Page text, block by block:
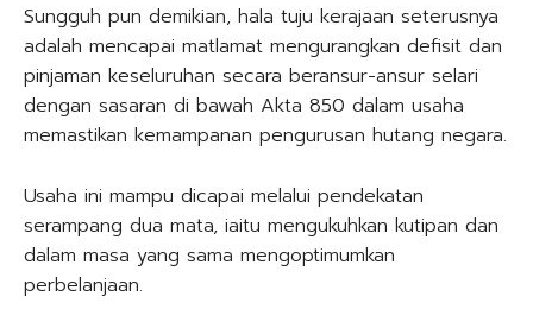
Sungguh pun demikian, hala tuju kerajaan seterusnya
adalah mencapai matlamat mengurangkan defisit dan
pinjaman keseluruhan secara beransur-ansur selari
dengan sasaran di bawah Akta 850 dalam usaha
memastikan kemampanan pengurusan hutang negara.
Usaha ini mampu dicapai melalui pendekatan
serampang dua mata, iaitu mengukuhkan kutipan dan
dalam masa yang sama mengoptimumkan
perbelanjaan.